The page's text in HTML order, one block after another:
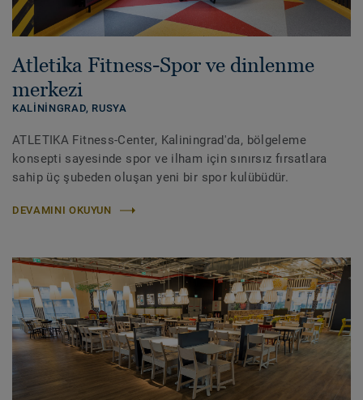
Atletika Fitness-Spor ve dinlenme
merkezi
KALININGRAD, RUSYA
ATLETIKA Fitness-Center, Kaliningrad'da, bölgeleme
konsepti sayesinde spor ve ilham için sınırsız fırsatlara
sahip üç şubeden oluşan yeni bir spor kulübüdür.
DEVAMINI OKUYUN